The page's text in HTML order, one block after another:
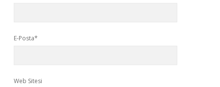
E-Posta*
Web Sitesi